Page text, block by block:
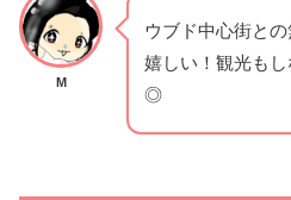
M
ウブド中心街と
嬉しい！観光も
◎